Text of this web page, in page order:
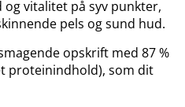
vitalitet på syv punkter,
pels og sund hud.
opskrift med 87 %
proteinindhold), som dit